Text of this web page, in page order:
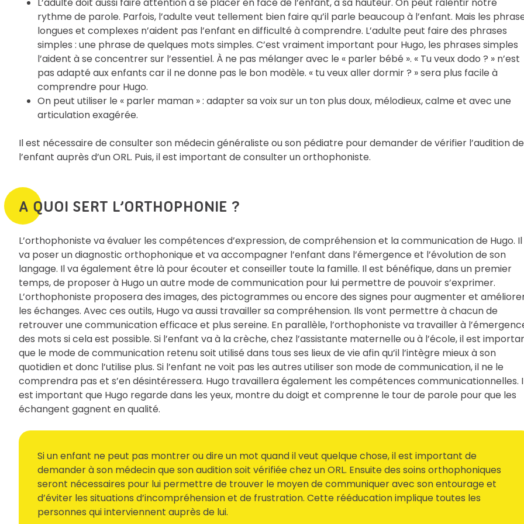
rythme de parole. Parfois, l’adulte veut tellement bien faire qu’il parle beaucoup à l’enfant. Mais les
longues et complexes n’aident pas l’enfant en difficulté à comprendre. L’adulte peut faire des phrases
simples : une phrase de quelques mots simples. C’est vraiment important pour Hugo, les phrases simples
l’aident à se concentrer sur l’essentiel. À ne pas mélanger avec le « parler bébé ». « Tu veux dodo ? » n’est
pas adapté aux enfants car il ne donne pas le bon modèle. « tu veux aller dormir ? » sera plus facile à
comprendre pour Hugo.
On peut utiliser le « parler maman » : adapter sa voix sur un ton plus doux, mélodieux, calme et avec une
articulation exagérée.
Il est nécessaire de consulter son médecin généraliste ou son pédiatre pour demander de vérifier l’audition de
l’enfant auprès d’un ORL. Puis, il est important de consulter un orthophoniste.
A QUOI SERT L’ORTHOPHONIE ?
L’orthophoniste va évaluer les compétences d’expression, de compréhension et la communication de Hugo. Il
va poser un diagnostic orthophonique et va accompagner l’enfant dans l’émergence et l’évolution de son
langage. Il va également être là pour écouter et conseiller toute la famille. Il est bénéfique, dans un premier
temps, de proposer à Hugo un autre mode de communication pour lui permettre de pouvoir s’exprimer.
L’orthophoniste proposera des images, des pictogrammes ou encore des signes pour augmenter et
les échanges. Avec ces outils, Hugo va aussi travailler sa compréhension. Ils vont permettre à chacun de
retrouver une communication efficace et plus sereine. En parallèle, l’orthophoniste va travailler à
des mots si cela est possible. Si l’enfant va à la crèche, chez l’assistante maternelle ou à l’école, il est
que le mode de communication retenu soit utilisé dans tous ses lieux de vie afin qu’il l’intègre mieux à son
quotidien et donc l’utilise plus. Si l’enfant ne voit pas les autres utiliser son mode de communication, il ne le
comprendra pas et s’en désintéressera. Hugo travaillera également les compétences communicationnelles.
est important que Hugo regarde dans les yeux, montre du doigt et comprenne le tour de parole pour que les
échangent gagnent en qualité.
Si un enfant ne peut pas montrer ou dire un mot quand il veut quelque chose, il est important de
demander à son médecin que son audition soit vérifiée chez un ORL. Ensuite des soins orthophoniques
seront nécessaires pour lui permettre de trouver le moyen de communiquer avec son entourage et
d’éviter les situations d’incompréhension et de frustration. Cette rééducation implique toutes les
personnes qui interviennent auprès de lui.